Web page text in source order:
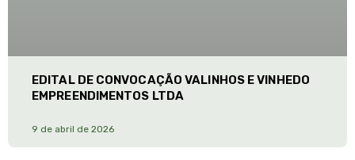
EDITAL DE CONVOCAÇÃO VALINHOS E VINHEDO
EMPREENDIMENTOS LTDA
9 de abril de 2026